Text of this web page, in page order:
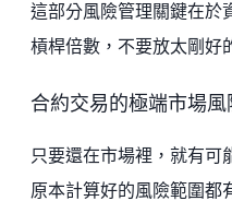
這部分風險管理關鍵在於
槓桿倍數，不要放太剛好
合約交易的極端市場風
只要還在市場裡，就有可
原本計算好的風險範圍都